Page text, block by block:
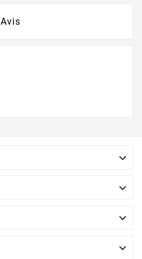
Avis



